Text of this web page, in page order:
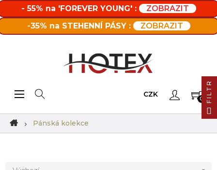
- 55% na 'FOREVER YOUNG' :
ZOBRAZIT
-35% na STEHENNÍ PÁSY :
ZOBRAZIT
Toggle navigation
☰ CZK
0
Pánská kolekce
FILTR